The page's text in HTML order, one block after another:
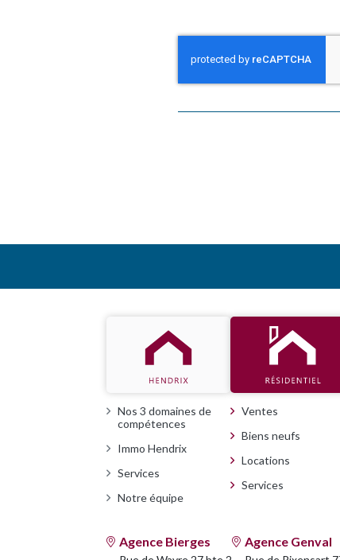
Nos 3 domaines de
compétences
Immo Hendrix
Services
Notre équipe
RÉSIDENTIEL
Ventes
Biens neufs
Locations
Services
Agence Bierges Agence Genval